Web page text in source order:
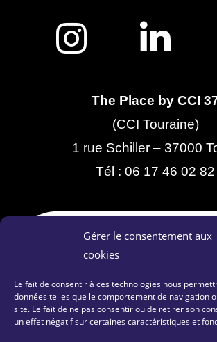
Gérer le consentement aux
cookies
Le fait de consentir à ces technologies nous
données telles que le comportement de navigation
site. Le fait de ne pas consentir ou de retirer son
un effet négatif sur certaines caractéristiques et
The Place by CCI
(CCI Touraine)
1 rue Schiller – 37000
Tél : 06 17 46 02 82
Contactez-nous|Plan du site|